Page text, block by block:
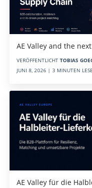
AE Valley and the
VERÖFFENTLICHT TOBIAS
JUNI 8, 2026 | 3 MINUTEN
AE Valley für die